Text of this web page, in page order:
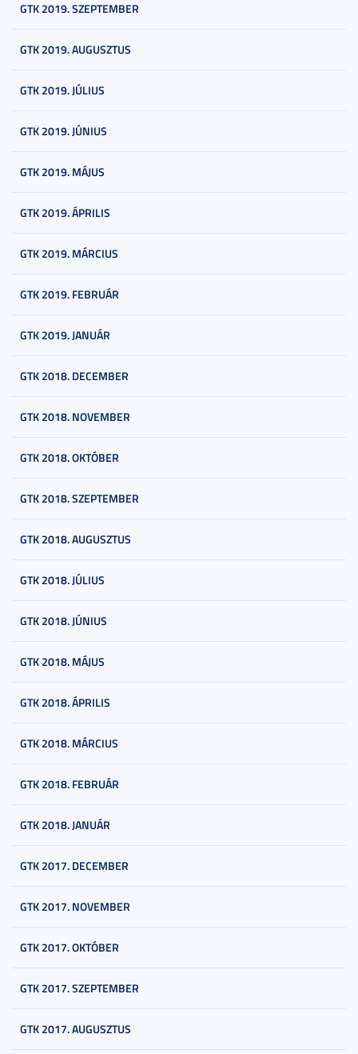
GTK 2019. SZEPTEMBER
GTK 2019. AUGUSZTUS
GTK 2019. JÚLIUS
GTK 2019. JÚNIUS
GTK 2019. MÁJUS
GTK 2019. ÁPRILIS
GTK 2019. MÁRCIUS
GTK 2019. FEBRUÁR
GTK 2019. JANUÁR
GTK 2018. DECEMBER
GTK 2018. NOVEMBER
GTK 2018. OKTÓBER
GTK 2018. SZEPTEMBER
GTK 2018. AUGUSZTUS
GTK 2018. JÚLIUS
GTK 2018. JÚNIUS
GTK 2018. MÁJUS
GTK 2018. ÁPRILIS
GTK 2018. MÁRCIUS
GTK 2018. FEBRUÁR
GTK 2018. JANUÁR
GTK 2017. DECEMBER
GTK 2017. NOVEMBER
GTK 2017. OKTÓBER
GTK 2017. SZEPTEMBER
GTK 2017. AUGUSZTUS